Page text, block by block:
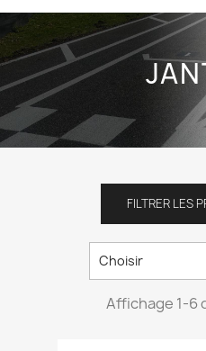
FILTRER LES
Choisir
Affichage 1-6